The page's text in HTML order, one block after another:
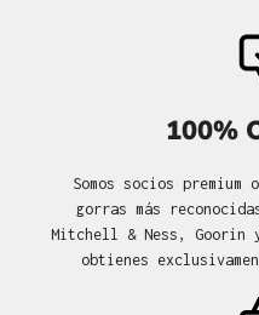
100%
Somos socios
gorras más
Mitchell & Ness, Goorin y
obtienes